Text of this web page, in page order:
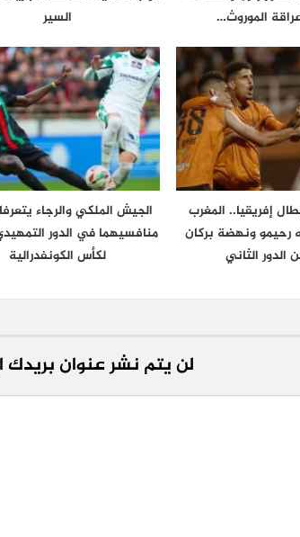
الموروث…
السير
إفريقيا.. المغرب
رحيمو ونهضة بركان
الدور الثاني
الجيش الملكي والرجاء
منافسيهما في الدور
لكأس الكونفدرالية
لن يتم نشر عنوان بريدك